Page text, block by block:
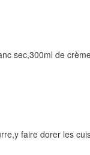
sec,300ml de
faire dorer les